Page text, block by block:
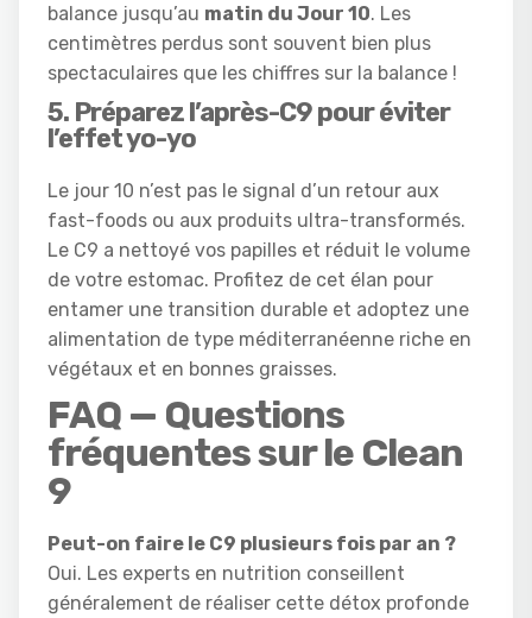
balance jusqu’au matin du Jour 10. Les
centimètres perdus sont souvent bien plus
spectaculaires que les chiffres sur la balance !
5. Préparez l’après-C9 pour éviter
l’effet yo-yo
Le jour 10 n’est pas le signal d’un retour aux
fast-foods ou aux produits ultra-transformés.
Le C9 a nettoyé vos papilles et réduit le volume
de votre estomac. Profitez de cet élan pour
entamer une transition durable et adoptez une
alimentation de type méditerranéenne riche en
végétaux et en bonnes graisses.
FAQ — Questions
fréquentes sur le Clean
9
Peut-on faire le C9 plusieurs fois par an ?
Oui. Les experts en nutrition conseillent
généralement de réaliser cette détox profonde